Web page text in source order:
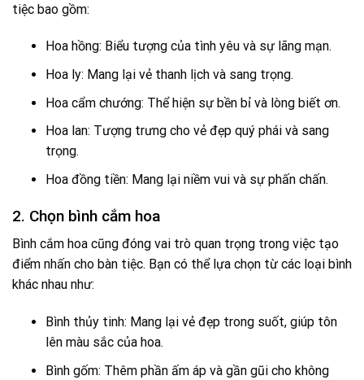
tiệc bao gồm:
Hoa hồng: Biểu tượng của tình yêu và sự lãng mạn.
Hoa ly: Mang lại vẻ thanh lịch và sang trọng.
Hoa cẩm chướng: Thể hiện sự bền bỉ và lòng biết ơn.
Hoa lan: Tượng trưng cho vẻ đẹp quý phái và sang
trọng.
Hoa đồng tiền: Mang lại niềm vui và sự phấn chấn.
2. Chọn bình cắm hoa
Bình cắm hoa cũng đóng vai trò quan trọng trong việc tạo
điểm nhấn cho bàn tiệc. Bạn có thể lựa chọn từ các loại bình
khác nhau như:
Bình thủy tinh: Mang lại vẻ đẹp trong suốt, giúp tôn
lên màu sắc của hoa.
Bình gốm: Thêm phần ấm áp và gần gũi cho không